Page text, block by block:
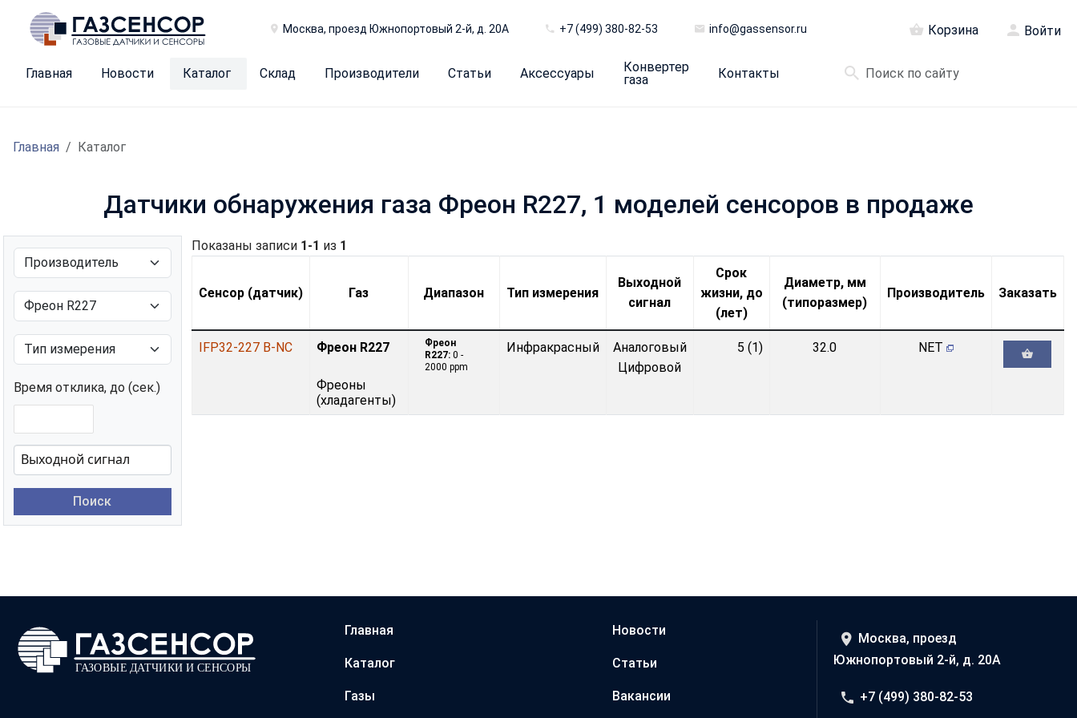
Москва, проезд Южнопортовый 2-й, д. 20А +7 (499) 380-82-53 info@gassensor.ru Корзина Войти
Главная Новости Каталог Склад Производители Статьи Аксессуары
Конвертер
газа
Контакты
Главная Каталог
Датчики обнаружения газа Фреон R227, 1 моделей сенсоров в продаже
Время отклика, до (сек.)
Поиск
Показаны записи 1-1 из 1
Сенсор (датчик) Газ Диапазон Тип измерения
Выходной
сигнал
Срок
жизни, до
(лет)
Диаметр, мм
(типоразмер)
Производитель Заказать
IFP32-227 B-NC Фреон R227
Фреoны
(хладагенты)
Фреон
R227:0 -
2000 ppm
Инфракрасный
Аналоговый
Цифровой
5 (1) 32.0 NET
Главная
Каталог
Газы
Новости
Статьи
Вакансии
Москва, проезд
Южнопортовый 2-й, д. 20А
+7 (499) 380-82-53